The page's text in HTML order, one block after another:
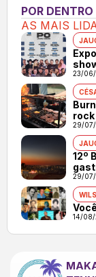
POR DENTRO
AS MAIS
23/
29/
12º
29/
14/08/